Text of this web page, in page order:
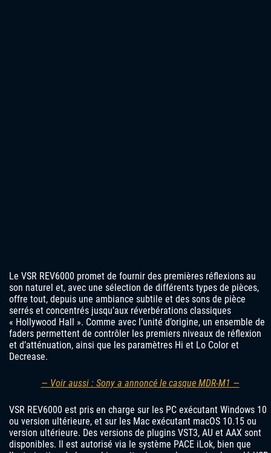
Le VSR REV6000 promet de fournir des premières réflexions au
son naturel et, avec une sélection de différents types de pièces,
offre tout, depuis une ambiance subtile et des sons de pièce
serrés et concentrés jusqu’aux réverbérations classiques
« Hollywood Hall ». Comme avec l’unité d’origine, un ensemble de
faders permettent de contrôler les premiers niveaux de réflexion
et d’atténuation, ainsi que les paramètres Hi et Lo Color et
Decrease.
— Voir aussi : Sony a annoncé le casque MDR-M1 —
VSR REV6000 est pris en charge sur les PC exécutant Windows 10
ou version ultérieure, et sur les Mac exécutant macOS 10.15 ou
version ultérieure. Des versions de plugins VST3, AU et AAX sont
disponibles. Il est autorisé via le système PACE iLok, bien que